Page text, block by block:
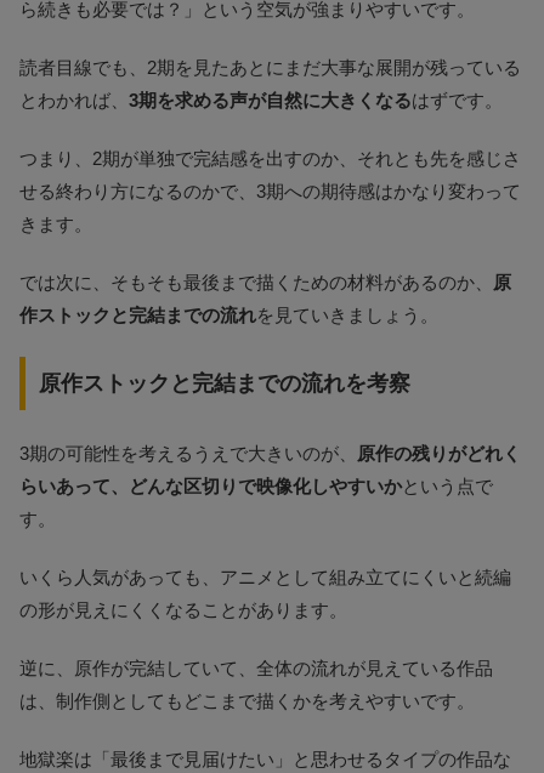
ら続きも必要では？」という空気が強まりやすいです。
読者目線でも、2期を見たあとにまだ大事な展開が残っている
とわかれば、 3期を求める声が自然に大きくなるはずです。
つまり、2期が単独で完結感を出すのか、それとも先を感じさ
せる終わり方になるのかで、3期への期待感はかなり変わって
きます。
では次に、そもそも最後まで描くための材料があるのか、
原
作ストックと完結までの流れを見ていきましょう。
原作ストックと完結までの流れを考察
3期の可能性を考えるうえで大きいのが、 原作の残りがどれく
らいあって、どんな区切りで映像化しやすいかという点で
す。
いくら人気があっても、アニメとして組み立てにくいと続編
の形が見えにくくなることがあります。
逆に、原作が完結していて、全体の流れが見えている作品
は、制作側としてもどこまで描くかを考えやすいです。
地獄楽は「最後まで見届けたい」と思わせるタイプの作品な